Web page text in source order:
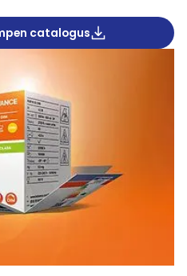
catalogus